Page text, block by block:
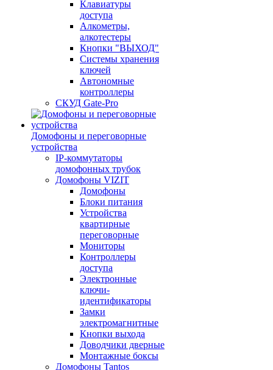
Клавиатуры
доступа
Алкометры,
алкотестеры
Кнопки "ВЫХОД"
Системы хранения
ключей
Автономные
контроллеры
СКУД Gate-Pro
Домофоны и переговорные
устройства
IP-коммутаторы
домофонных трубок
Домофоны VIZIT
Домофоны
Блоки питания
Устройства
квартирные
переговорные
Мониторы
Контроллеры
доступа
Электронные
ключи-
идентификаторы
Замки
электромагнитные
Кнопки выхода
Доводчики дверные
Монтажные боксы
Домофоны Tantos